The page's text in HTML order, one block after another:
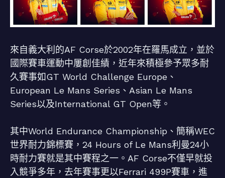
來自義大利的AF Corse於2002年在羅馬成立，並於
國際賽車運動中屢創佳績，近年來積極參予眾多耐
久賽事如GT World Challenge Europe、
European Le Mans Series、Asian Le Mans
Series以及International GT Open等。
其中World Endurance Championship、簡稱WEC
世界耐力錦標賽，24 Hours of Le Mans利曼24小
時耐力賽就是其中賽程之一。AF Corse不僅早就投
入競爭多年，去年賽事更以Ferrari 499P賽車，進